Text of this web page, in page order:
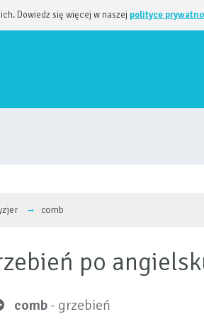
Dowiedz się więcej w naszej polityce
comb
po
comb - grzebień